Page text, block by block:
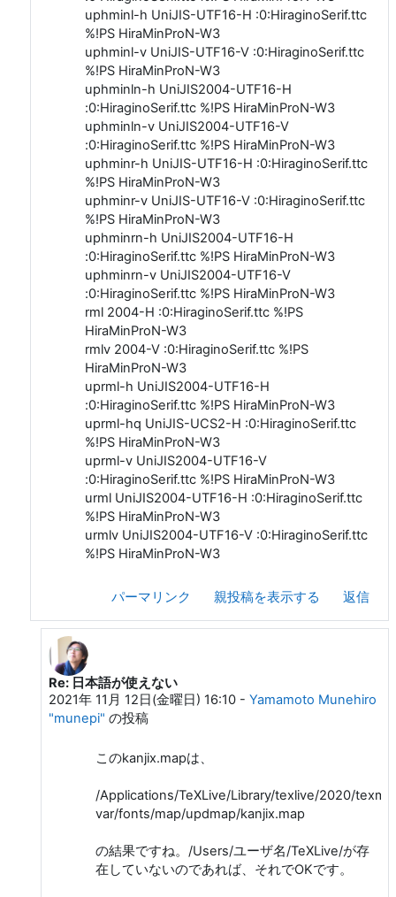
uphminl-h UniJIS-UTF16-H :0:HiraginoSerif.ttc
%!PS HiraMinProN-W3
uphminl-v UniJIS-UTF16-V :0:HiraginoSerif.ttc
%!PS HiraMinProN-W3
uphminln-h UniJIS2004-UTF16-H
:0:HiraginoSerif.ttc %!PS HiraMinProN-W3
uphminln-v UniJIS2004-UTF16-V
:0:HiraginoSerif.ttc %!PS HiraMinProN-W3
uphminr-h UniJIS-UTF16-H :0:HiraginoSerif.ttc
%!PS HiraMinProN-W3
uphminr-v UniJIS-UTF16-V :0:HiraginoSerif.ttc
%!PS HiraMinProN-W3
uphminrn-h UniJIS2004-UTF16-H
:0:HiraginoSerif.ttc %!PS HiraMinProN-W3
uphminrn-v UniJIS2004-UTF16-V
:0:HiraginoSerif.ttc %!PS HiraMinProN-W3
rml 2004-H :0:HiraginoSerif.ttc %!PS
HiraMinProN-W3
rmlv 2004-V :0:HiraginoSerif.ttc %!PS
HiraMinProN-W3
uprml-h UniJIS2004-UTF16-H
:0:HiraginoSerif.ttc %!PS HiraMinProN-W3
uprml-hq UniJIS-UCS2-H :0:HiraginoSerif.ttc
%!PS HiraMinProN-W3
uprml-v UniJIS2004-UTF16-V
:0:HiraginoSerif.ttc %!PS HiraMinProN-W3
urml UniJIS2004-UTF16-H :0:HiraginoSerif.ttc
%!PS HiraMinProN-W3
urmlv UniJIS2004-UTF16-V :0:HiraginoSerif.ttc
%!PS HiraMinProN-W3
パーマリンク 親投稿を表示する 返信
Webern Anton への返信
Re: 日本語が使えない
2021年 11月 12日(金曜日) 16:10- Yamamoto Munehiro
"munepi" の投稿
このkanjix.mapは、
/Applications/TeXLive/Library/texlive/2020/texmf-
var/fonts/map/updmap/kanjix.map
の結果ですね。/Users/ユーザ名/TeXLive/が存
在していないのであれば、それでOKです。